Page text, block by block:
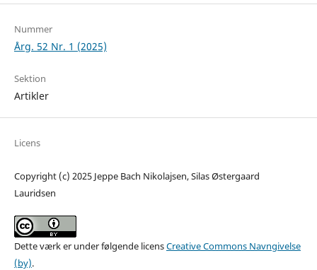
Nummer
Årg. 52 Nr. 1 (2025)
Sektion
Artikler
Licens
Copyright (c) 2025 Jeppe Bach Nikolajsen, Silas Østergaard
Lauridsen
Dette værk er under følgende licensCreative Commons Navngivelse
(by).